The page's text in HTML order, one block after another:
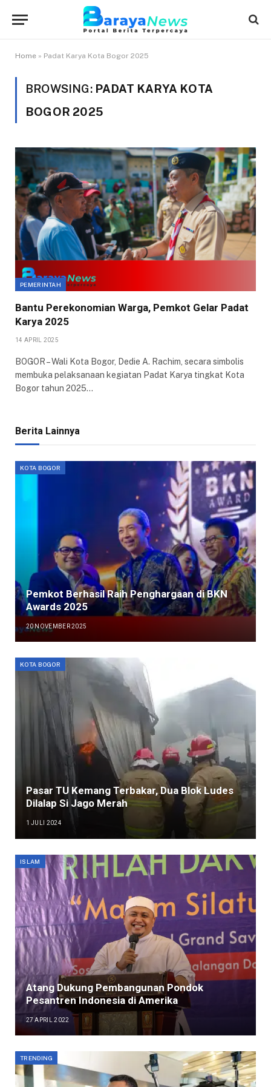
Home » Padat Karya Kota Bogor 2025
BROWSING: PADAT KARYA KOTA
BOGOR 2025
PEMERINTAH
Bantu Perekonomian Warga, Pemkot Gelar Padat
Karya 2025
14 APRIL 2025
BOGOR – Wali Kota Bogor, Dedie A. Rachim, secara simbolis
membuka pelaksanaan kegiatan Padat Karya tingkat Kota
Bogor tahun 2025…
Berita Lainnya
KOTA BOGOR
Pemkot Berhasil Raih Penghargaan di BKN
Awards 2025
20 NOVEMBER 2025
KOTA BOGOR
Pasar TU Kemang Terbakar, Dua Blok Ludes
Dilalap Si Jago Merah
1 JULI 2024
ISLAM
Atang Dukung Pembangunan Pondok
Pesantren Indonesia di Amerika
27 APRIL 2022
TRENDING